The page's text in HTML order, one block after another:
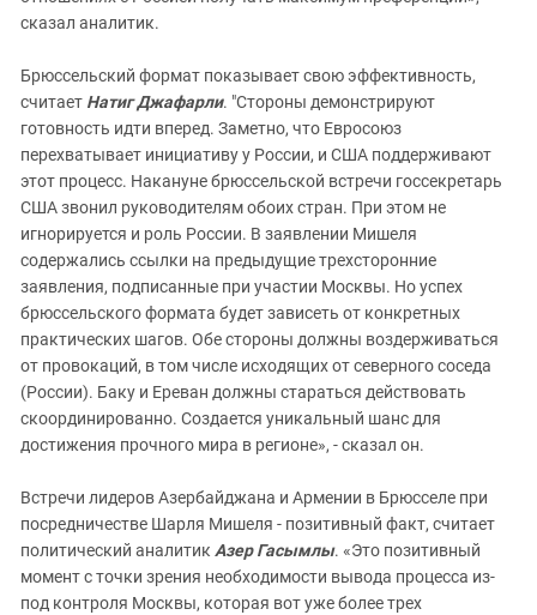
сказал аналитик.
Брюссельский формат показывает свою эффективность,
считает Натиг Джафарли. "Стороны демонстрируют
готовность идти вперед. Заметно, что Евросоюз
перехватывает инициативу у России, и США поддерживают
этот процесс. Накануне брюссельской встречи госсекретарь
США звонил руководителям обоих стран. При этом не
игнорируется и роль России. В заявлении Мишеля
содержались ссылки на предыдущие трехсторонние
заявления, подписанные при участии Москвы. Но успех
брюссельского формата будет зависеть от конкретных
практических шагов. Обе стороны должны воздерживаться
от провокаций, в том числе исходящих от северного соседа
(России). Баку и Ереван должны стараться действовать
скоординированно. Создается уникальный шанс для
достижения прочного мира в регионе», - сказал он.
Встречи лидеров Азербайджана и Армении в Брюсселе при
посредничестве Шарля Мишеля - позитивный факт, считает
политический аналитик Азер Гасымлы. «Это позитивный
момент с точки зрения необходимости вывода процесса из-
под контроля Москвы, которая вот уже более трех